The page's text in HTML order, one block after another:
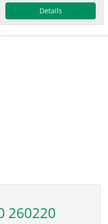
Details
260220